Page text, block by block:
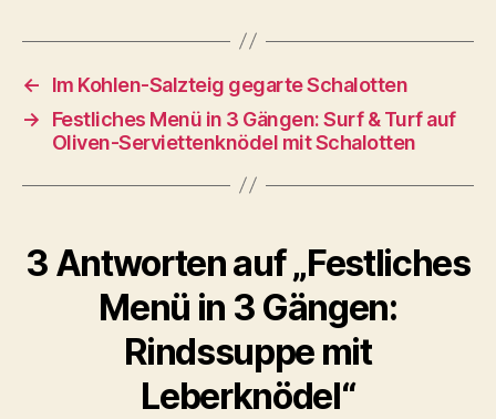
←
Im Kohlen-Salzteig gegarte Schalotten
→
Festliches Menü in 3 Gängen: Surf & Turf auf
Oliven-Serviettenknödel mit Schalotten
3 Antworten auf „Festliches
Menü in 3 Gängen:
Rindssuppe mit
Leberknödel“